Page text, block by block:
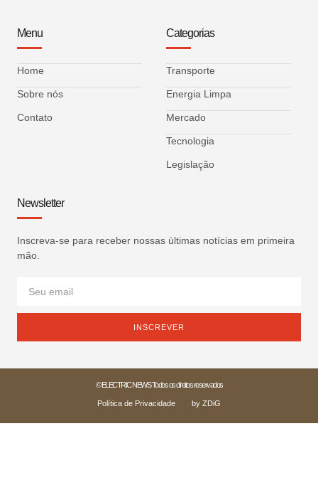
Menu
Home
Sobre nós
Contato
Categorias
Transporte
Energia Limpa
Mercado
Tecnologia
Legislação
Newsletter
Inscreva-se para receber nossas últimas notícias em primeira
mão.
INSCREVER
© ELECTRIC NEWS Todos os direitos reservados
Política de Privacidade by ZDiG